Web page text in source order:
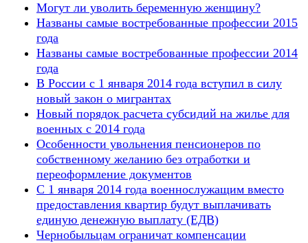
Могут ли уволить беременную женщину?
Названы самые востребованные профессии 2015
года
Названы самые востребованные профессии 2014
года
В России с 1 января 2014 года вступил в силу
новый закон о мигрантах
Новый порядок расчета субсидий на жилье для
военных с 2014 года
Особенности увольнения пенсионеров по
собственному желанию без отработки и
переоформление документов
С 1 января 2014 года военнослужащим вместо
предоставления квартир будут выплачивать
единую денежную выплату (ЕДВ)
Чернобыльцам ограничат компенсации